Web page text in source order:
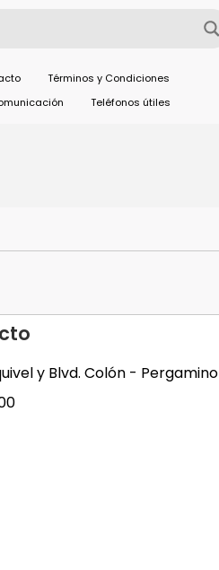
Términos y Condiciones
Teléfonos útiles
y Blvd. Colón - Pergamino